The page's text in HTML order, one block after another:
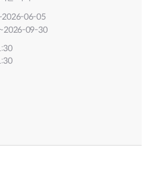
06-05
~2026-09-30